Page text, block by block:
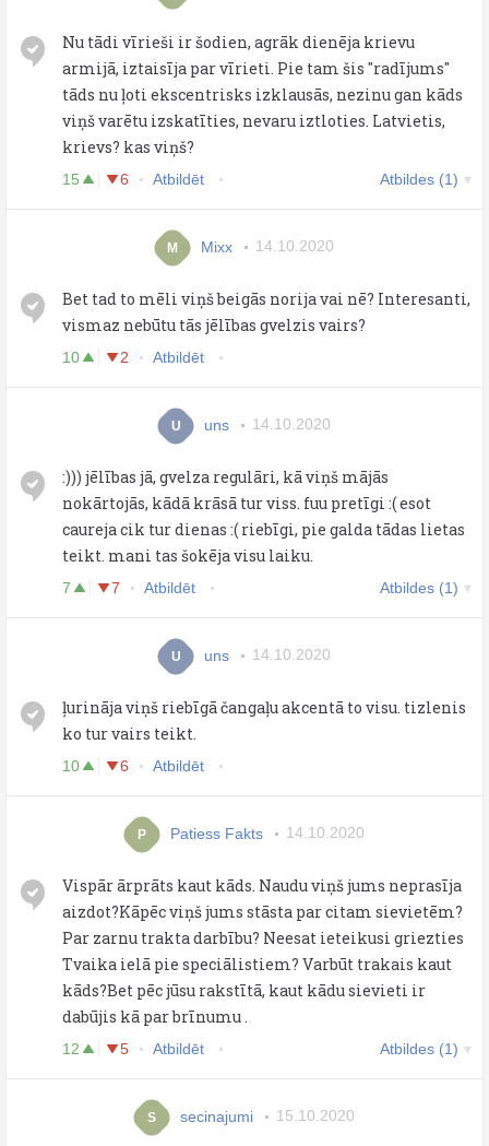
Nu tādi vīrieši ir šodien, agrāk dienēja krievu
armijā, iztaisīja par vīrieti. Pie tam šis "radījums"
tāds nu ļoti ekscentrisks izklausās, nezinu gan kāds
viņš varētu izskatīties, nevaru iztloties. Latvietis,
krievs? kas viņš?
15 6 Atbildēt Atbildes (1)
M Mixx 14.10.2020
Bet tad to mēli viņš beigās norija vai nē? Interesanti,
vismaz nebūtu tās jēlības gvelzis vairs?
10 2 Atbildēt
U uns 14.10.2020
:))) jēlības jā, gvelza regulāri, kā viņš mājās
nokārtojās, kādā krāsā tur viss. fuu pretīgi :( esot
caureja cik tur dienas :( riebīgi, pie galda tādas lietas
teikt. mani tas šokēja visu laiku.
7 7 Atbildēt Atbildes (1)
U uns 14.10.2020
ļurināja viņš riebīgā čangaļu akcentā to visu. tizlenis
ko tur vairs teikt.
10 6 Atbildēt
P Patiess Fakts 14.10.2020
Vispār ārprāts kaut kāds. Naudu viņš jums neprasīja
aizdot?Kāpēc viņš jums stāsta par citam sievietēm?
Par zarnu trakta darbību? Neesat ieteikusi griezties
Tvaika ielā pie speciālistiem? Varbūt trakais kaut
kāds?Bet pēc jūsu rakstītā, kaut kādu sievieti ir
dabūjis kā par brīnumu .
12 5 Atbildēt Atbildes (1)
S secinajumi 15.10.2020